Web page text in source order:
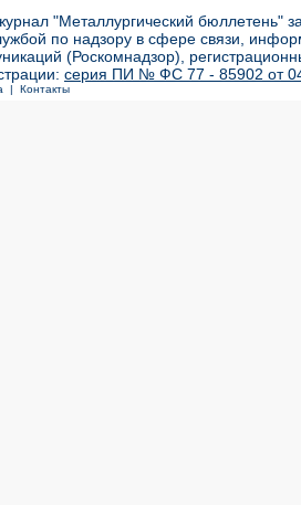
"Металлургический бюллетень"
по надзору в сфере связи,
(Роскомнадзор),
серия ПИ № ФС 77 - 85902 от 04
| Контакты